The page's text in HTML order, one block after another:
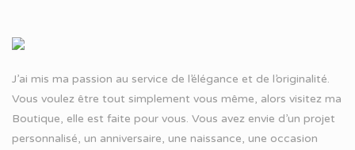
J’ai mis ma passion au service de l’élégance et de l’originalité.
Vous voulez être tout simplement vous même, alors visitez ma
Boutique, elle est faite pour vous. Vous avez envie d’un projet
personnalisé, un anniversaire, une naissance, une occasion